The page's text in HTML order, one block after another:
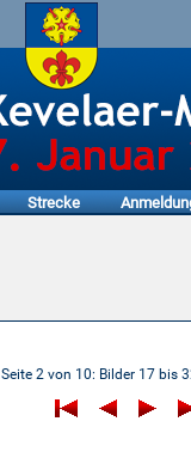
Strecke
Seite 2 von 10: Bilder 17 bis